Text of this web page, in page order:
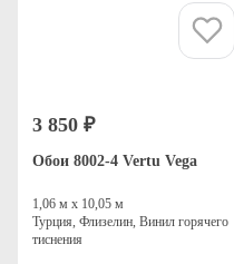
3 850 ₽
Обои 8002-4 Vertu Vega
1,06 м х 10,05 м
Турция, Флизелин, Винил горячего
тиснения